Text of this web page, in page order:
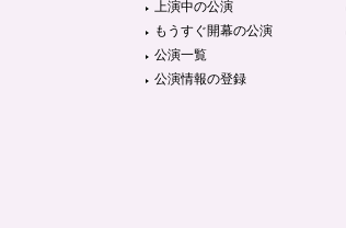
上演中の公演
もうすぐ開幕の公演
公演一覧
公演情報の登録